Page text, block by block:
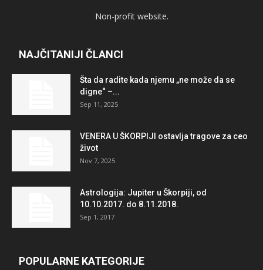
Non-profit website.
NAJČITANIJI ČLANCI
Šta da radite kada njemu „ne može da se
digne“ –...
Sep 11, 2025
VENERA U ŠKORPIJI ostavlja tragove za ceo
život
Nov 7, 2025
Astrologija: Jupiter u Škorpiji, od
10.10.2017. do 8.11.2018.
Sep 1, 2017
POPULARNE KATEGORIJE